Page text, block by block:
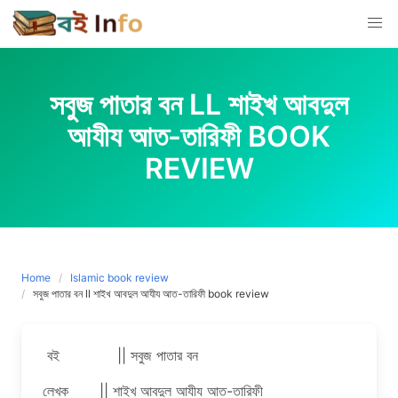
Skip
to
content
সবুজ পাতার বন LL শাইখ আবদুল
আযীয আত-তারিফী BOOK
REVIEW
Home
Islamic book review
সবুজ পাতার বন ll শাইখ আবদুল আযীয আত-তারিফী book review
বই || সবুজ পাতার বন
লেখক || শাইখ আবদুল আযীয আত-তারিফী